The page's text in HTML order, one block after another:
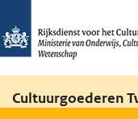
Cultuurgoederen